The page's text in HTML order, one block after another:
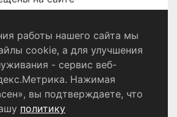
.
конфиденциальности
персональных данных
работы нашего сайта мы
cookie, а для улучшения
- сервис веб-
Нажимая
вы подтверждаете, что
политику